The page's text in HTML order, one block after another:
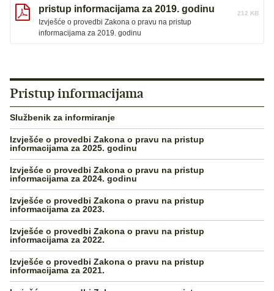
pristup informacijama za 2019. godinu
Izvješće o provedbi Zakona o pravu na pristup
informacijama za 2019. godinu
212 KB
Pristup informacijama
Službenik za informiranje
Izvješće o provedbi Zakona o pravu na pristup
informacijama za 2025. godinu
Izvješće o provedbi Zakona o pravu na pristup
informacijama za 2024. godinu
Izvješće o provedbi Zakona o pravu na pristup
informacijama za 2023.
Izvješće o provedbi Zakona o pravu na pristup
informacijama za 2022.
Izvješće o provedbi Zakona o pravu na pristup
informacijama za 2021.